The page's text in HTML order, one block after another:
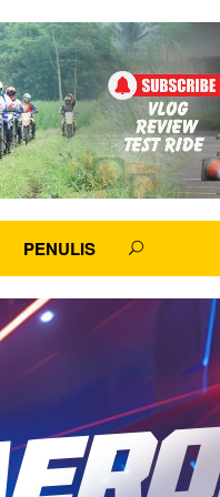
PENULIS